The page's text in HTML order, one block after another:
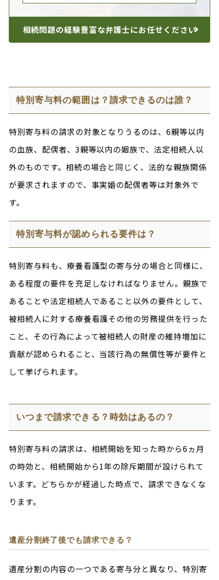
相続問題の経験豊富な弁護士にお任せください
特別寄与料の範囲は？請求できるのは誰？
特別寄与料の請求の対象となりうるのは、6親等以内
の血族、配偶者、3親等以内の姻族で、法定相続人以
外のものです。相続の場合と同じく、法的な親族関係
が要求されますので、事実婚の配偶者等は対象外で
す。
特別寄与料が認められる要件は？
特別寄与料も、療養看護型の寄与分の場合と同様に、
ある程度の要件を充足しなければなりません。親族で
あることや法定相続人であること以外の要件として、
被相続人に対する療養看護その他の労務提供を行った
こと、その行為によって被相続人の財産の維持増加に
貢献が認められること、当該行為の無償性等が要件と
して挙げられます。
いつまで請求できる？時効はあるの？
特別寄与料の請求は、相続開始を知った時から6ヵ月
の時効と、相続開始から1年の除斥期間が設けられて
います。どちらかが経過した時点で、請求できなくな
ります。
遺産分割終了後でも請求できる？
遺産分割の内容の一つである寄与分と異なり、特別寄